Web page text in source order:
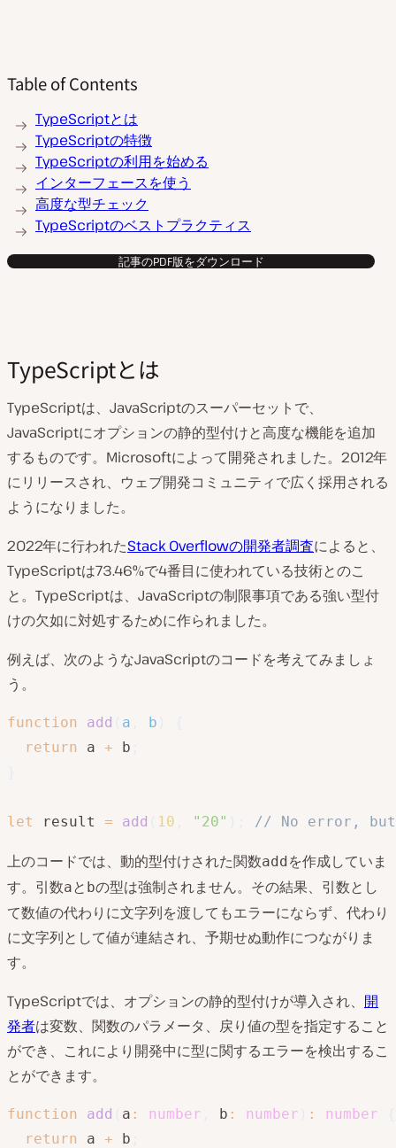
Table of Contents
TypeScriptとは
TypeScriptの特徴
TypeScriptの利用を始める
インターフェースを使う
高度な型チェック
TypeScriptのベストプラクティス
記事のPDF版をダウンロード
TypeScriptとは
TypeScriptは、JavaScriptのスーパーセットで、
JavaScriptにオプションの静的型付けと高度な機能を追加
するものです。Microsoftによって開発されました。2012年
にリリースされ、ウェブ開発コミュニティで広く採用される
ようになりました。
2022年に行われたStack Overflowの開発者調査によると、
TypeScriptは73.46%で4番目に使われている技術とのこ
と。TypeScriptは、JavaScriptの制限事項である強い型付
けの欠如に対処するために作られました。
例えば、次のようなJavaScriptのコードを考えてみましょ
う。
function add a b
return a + b
let result = add 10 "20" // No error,
上のコードでは、動的型付けされた関数addを作成していま
す。引数aと bの型は強制されません。その結果、引数とし
て数値の代わりに文字列を渡してもエラーにならず、代わり
に文字列として値が連結され、予期せぬ動作につながりま
す。
TypeScriptでは、オプションの静的型付けが導入され、 開
発者は変数、関数のパラメータ、戻り値の型を指定すること
ができ、これにより開発中に型に関するエラーを検出するこ
とができます。
function add a : number b : number : number
return a + b